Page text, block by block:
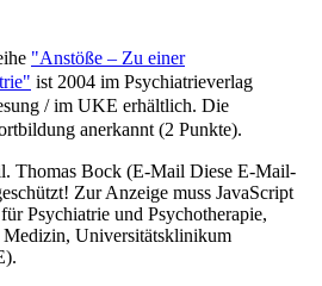
"Anstöße – Zu einer
" ist 2004 im Psychiatrieverlag
/ im UKE erhältlich. Die
anerkannt (2 Punkte).
Thomas Bock (E-Mail Diese E-Mail-
Zur Anzeige muss JavaScript
Psychiatrie und Psychotherapie,
Universitätsklinikum